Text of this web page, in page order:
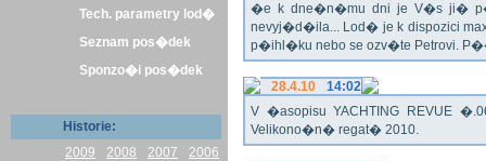
Tech. parametry lod�
Seznam pos�dek
Sponzo�i pos�dek
Historie:
2009
2008 2007
2006
�e k dne�n�mu dni je V�s ji�
nevyj�d�ila... Lod� je k dispozici
p�ihl�ku nebo se ozv�te Petrovi.
28.4.10
14:02
V �asopisu YACHTING REVUE
Velikono�n� regat� 2010.